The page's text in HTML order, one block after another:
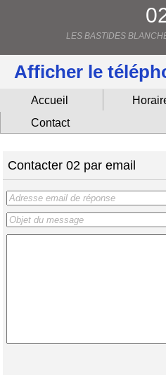
LES BASTIDES
Afficher le
Accueil
Contact
Contacter 02 par email